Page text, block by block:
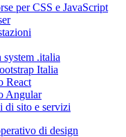
per CSS e JavaScript
.italia
Italia
React
Angular
di sito e servizi
di design